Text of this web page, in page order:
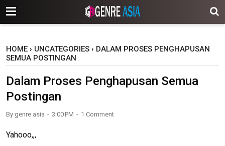
-->
HOME › UNCATEGORIES › DALAM PROSES PENGHAPUSAN
SEMUA POSTINGAN
Dalam Proses Penghapusan Semua
Postingan
By genre asia 3:00 PM 1 Comment
Yahooo,,,